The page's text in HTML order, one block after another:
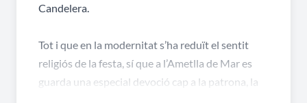
Candelera.
Tot i que en la modernitat s’ha reduït el sentit
religiós de la festa, sí que a l’Ametlla de Mar es
guarda una especial devoció cap a la patrona, la